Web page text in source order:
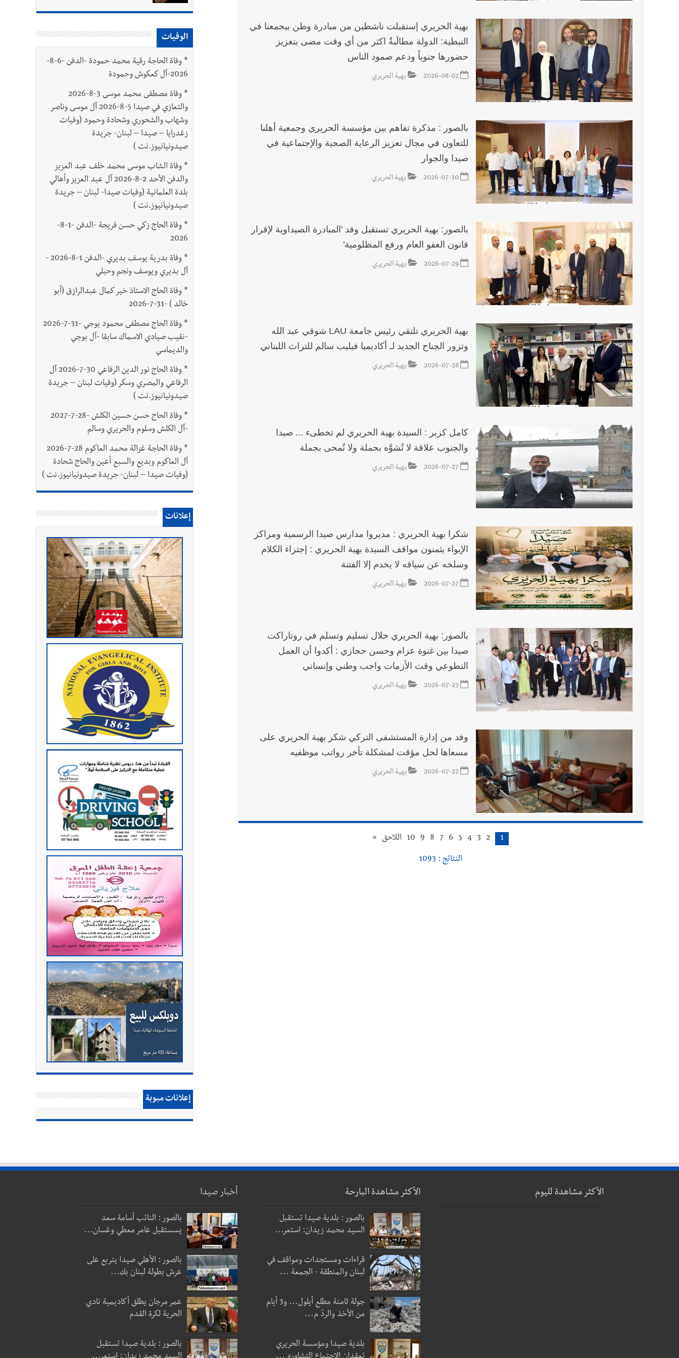
بهية الحريري إستقبلت ناشطين من مبادرة وطن بيجمعنا في
النبطية: الدولة مطالَبةٌ اكثر من أي وقت مضى بتعزيز
حضورها جنوباً ودعم صمود الناس
2026-08-02 بهية الحريري
بالصور : مذكرة تفاهم بين مؤسسة الحريري وجمعية أهلنا
للتعاون في مجال تعزيز الرعاية الصحية والإجتماعية في
صيدا والجوار
2026-07-30 بهية الحريري
بالصور: بهية الحريري تستقبل وفد 'المبادرة الصيداوية لإقرار
قانون العفو العام ورفع المظلومية'
2026-07-29 بهية الحريري
بهية الحريري تلتقي رئيس جامعة LAU شوقي عبد الله
وتزور الجناح الجديد لـ أكاديميا فيليب سالم للتراث اللبناني
2026-07-28 بهية الحريري
كامل كزبر : السيدة بهية الحريري لم تخطىء ... صيدا
والجنوب علاقة لا تُشوَّه بحملة ولا تُمحى بجملة
2026-07-27 بهية الحريري
شكرا بهية الحريري : مديروا مدارس صيدا الرسمية ومراكز
الإيواء يثمنون مواقف السيدة بهية الحريري : إجتزاء الكلام
وسلخه عن سياقه لا يخدم إلا الفتنة
2026-07-27 بهية الحريري
بالصور: بهية الحريري خلال تسليم وتسلم في روتاراكت
صيدا بين غنوة عزام وحسن حجازي : أكدوا أن العمل
التطوعي وقت الأزمات واجب وطني وإنساني
2026-07-23 بهية الحريري
وفد من إدارة المستشفى التركي شكر بهية الحريري على
مسعاها لحل مؤقت لمشكلة تأخر رواتب موظفيه
2026-07-22 بهية الحريري
1
2
3
4
5
6
7
8
9
10 اللاحق »
النتائج : 1093
الوفيات
*
وفاة الحاجة رقية محمد حمودة -الدفن -6-8-
2026-آل كعكوش وحمودة
*
وفاة مصطفى محمد موسى 3-8-2026
والتعازي في صيدا 5-8-2026 آل موسى وناصر
وشهاب والشحوري وشحادة وحمود (وفيات
زغدرايا – صيدا – لبنان- جريدة
صيدونيانيوز.نت )
* وفاة الشاب موسى محمد خلف عبد العزيز
والدفن الأحد 2-8-2026 آل عبد العزيز وأهالي
بلدة العلمانية (وفيات صيدا- لبنان – جريدة
صيدونيانيوز.نت )
*
وفاة الحاج زكي حسن فريجة -الدفن -1-8-
2026
*
وفاة بدرية يوسف بديري -الدفن 1-8-2026 -
آل بديري ويوسف ونجم وحبلي
* وفاة الحاج الاستاذ خير كمال عبدالرازق (أبو
خالد ) -31-7-2026
*
وفاة الحاج مصطفى محمود بوجي -31-7-2026
-نقيب صيادي الاسماك سابقا -آل بوجي
والديماسي
*
وفاة الحاج نور الدين الرفاعي 30-7-2026 آل
الرفاعي والمصري وسكر (وفيات لبنان – جريدة
صيدونيانيوز.نت )
*
وفاة الحاج حسن حسين الكلش -28-7-2027
-آل الكلش وسلوم والحريري وسالم
*
وفاة الحاجة غزالة محمد العاكوم 28-7-2026
آل العاكوم وبديع والسبع أعين والحاج شحادة
(وفيات صيدا – لبنان- جريدة صيدونيانيوز.نت )
إعلانات
إعلانات مبوبة
الأكثر مشاهدة لليوم الأكثر مشاهدة البارحة
بالصور : بلدية صيدا تستقبل
السيد محمد زيدان: استعر...
قراءات ومستجدات ومواقف في
لبنان والمنطقة - الجمعة ...
جولة ثامنة مطلع أيلول... و3 أيام
من الأخذ والردّ م...
بلدية صيدا ومؤسسة الحريري
أخبار صيدا
بالصور : النائب أسامة سعد
يسستقبل عامر معطي وغسان...
بالصور : الأهلي صيدا يتربع على
عرش بطولة لبنان بك...
عمر مرجان يطلق أكاديمية نادي
الحرية لكرة القدم
بالصور : بلدية صيدا تستقبل